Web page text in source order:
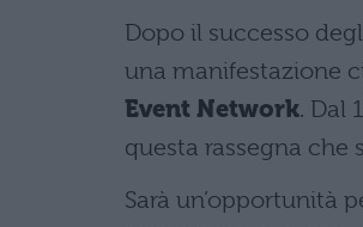
Dopo il successo
una manifestazione
Event Network. Dal
questa rassegna
Sarà un’opportunità